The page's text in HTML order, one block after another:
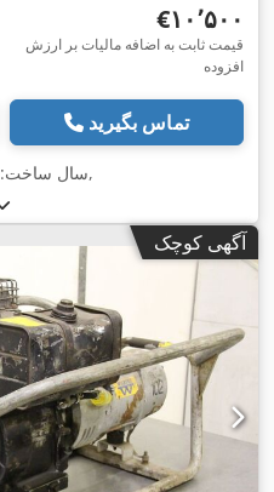
‎€۱۰٬۵۰۰
قیمت ثابت به اضافه مالیات بر ارزش
افزوده
تماس بگیرید
سال ساخت:,
آگهی کوچک